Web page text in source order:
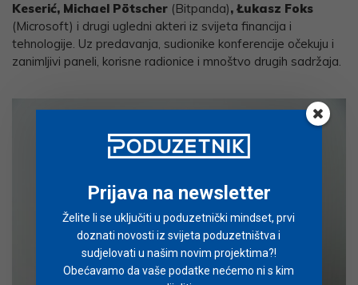
Keserić, Michael Pötscher (Bitpanda), Łukasz Foks
(Microsoft) i drugi ugledni akteri iz svijeta financija i
tehnologije. Uz predavanja, sudionike konferencije očekuju i
zanimljivi paneli, korisne radionice i mnoštvo drugih sadržaja.
Prijava na newsletter
Želite li se uključiti u poduzetnički mindset, prvi
doznati novosti iz svijeta poduzetništva i
sudjelovati u našim novim projektima?!
Obećavamo da vaše podatke nećemo ni s kim